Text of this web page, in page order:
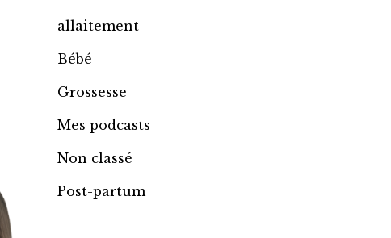
allaitement
Bébé
Grossesse
Mes podcasts
Non classé
Post-partum